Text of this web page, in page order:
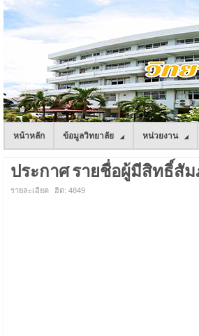
หน้าหลัก ข้อมูลวิทยาลัย หน่วยงาน
ประกาศ รายชื่อผู้มีสิทธิ์สัม
รายละเอียด ฮิต: 4849